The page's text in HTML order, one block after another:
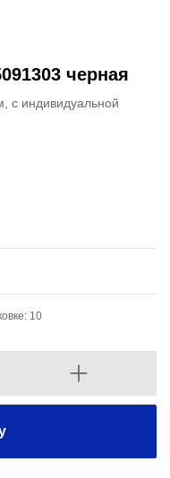
черная
с индивидуальной
10